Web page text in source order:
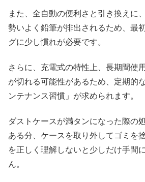
また、全自動の便利さと引き換えに
勢いよく鉛筆が排出されるため、最
グに少し慣れが必要です。
さらに、充電式の特性上、長期間使
が切れる可能性があるため、定期的
ンテナンス習慣」が求められます。
ダストケースが満タンになった際の
ある分、ケースを取り外してゴミを
を正しく理解しないと少しだけ手間
ん。